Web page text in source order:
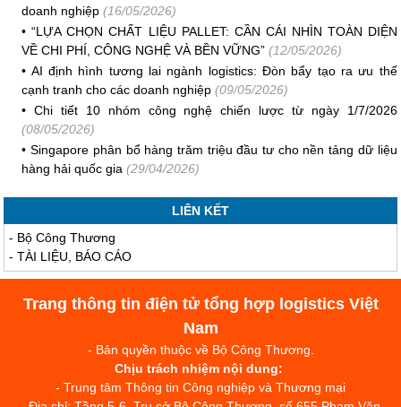
doanh nghiệp (16/05/2026)
•“LỰA CHỌN CHẤT LIỆU PALLET: CẦN CÁI NHÌN TOÀN DIỆN
VỀ CHI PHÍ, CÔNG NGHỆ VÀ BỀN VỮNG” (12/05/2026)
• AI định hình tương lai ngành logistics: Đòn bẩy tạo ra ưu thế
cạnh tranh cho các doanh nghiệp (09/05/2026)
•Chi tiết 10 nhóm công nghệ chiến lược từ ngày 1/7/2026
(08/05/2026)
•Singapore phân bổ hàng trăm triệu đầu tư cho nền tảng dữ liệu
hàng hải quốc gia (29/04/2026)
LIÊN KẾT
- Bộ Công Thương
-TÀI LIỆU, BÁO CÁO
Trang thông tin điện tử tổng hợp logistics Việt
Nam
- Bản quyền thuộc về Bộ Công Thương.
Chịu trách nhiệm nội dung:
- Trung tâm Thông tin Công nghiệp và Thương mại